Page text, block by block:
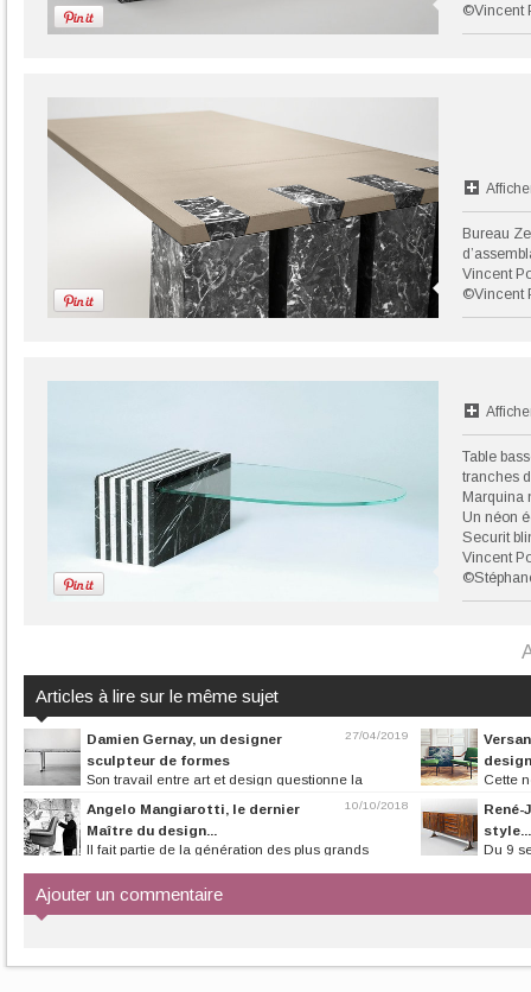
©Vincent
Bureau
Vincent
©Vincent
Table
tranches
Marquina
Un néon
Securit
Vincent
Articles à lire sur le même sujet
27/04/2019
Damien Gernay, un designer
sculpteur de formes
Son travail entre art et design questionne la
matière. Ce créateur ouvre de...
design
Cette
10/10/2018
Angelo Mangiarotti, le dernier
Maître du design...
Il fait partie de la génération des plus grands
René-
style...
Du 9
Ajouter un commentaire